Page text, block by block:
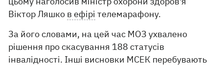
Віктор Ляшко в ефірі телемарафону.
За його словами, на цей час МОЗ ухвалено
рішення про скасування 188 статусів
інвалідності. Інші висновки МСЕК перебувають